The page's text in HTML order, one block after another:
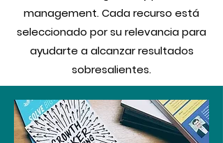
management. Cada recurso está
seleccionado por su relevancia para
ayudarte a alcanzar resultados
sobresalientes.